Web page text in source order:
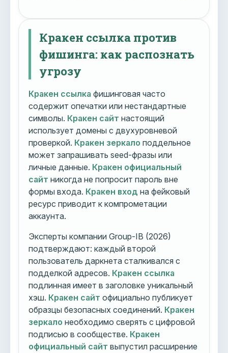
Кракен ссылка против
фишинга: как распознать
угрозу
Кракен ссылка фишинговая часто
содержит опечатки или нестандартные
символы. Кракен сайт настоящий
использует домены с двухуровневой
проверкой. Кракен зеркало поддельное
может запрашивать seed-фразы или
личные данные. Кракен официальный
сайт никогда не попросит пароль вне
формы входа. Кракен вход на фейковый
ресурс приводит к компрометации
аккаунта.
Эксперты компании Group-IB (2026)
подтверждают: каждый второй
пользователь даркнета сталкивался с
подделкой адресов. Кракен ссылка
подлинная имеет в заголовке уникальный
хэш. Кракен сайт официально публикует
образцы безопасных соединений. Кракен
зеркало необходимо сверять с цифровой
подписью в сообществе. Кракен
официальный сайт выпустил расширение